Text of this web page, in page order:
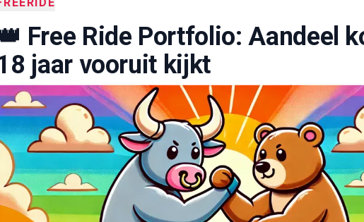
Free Ride Portfolio: Aandeel
jaar vooruit kijkt